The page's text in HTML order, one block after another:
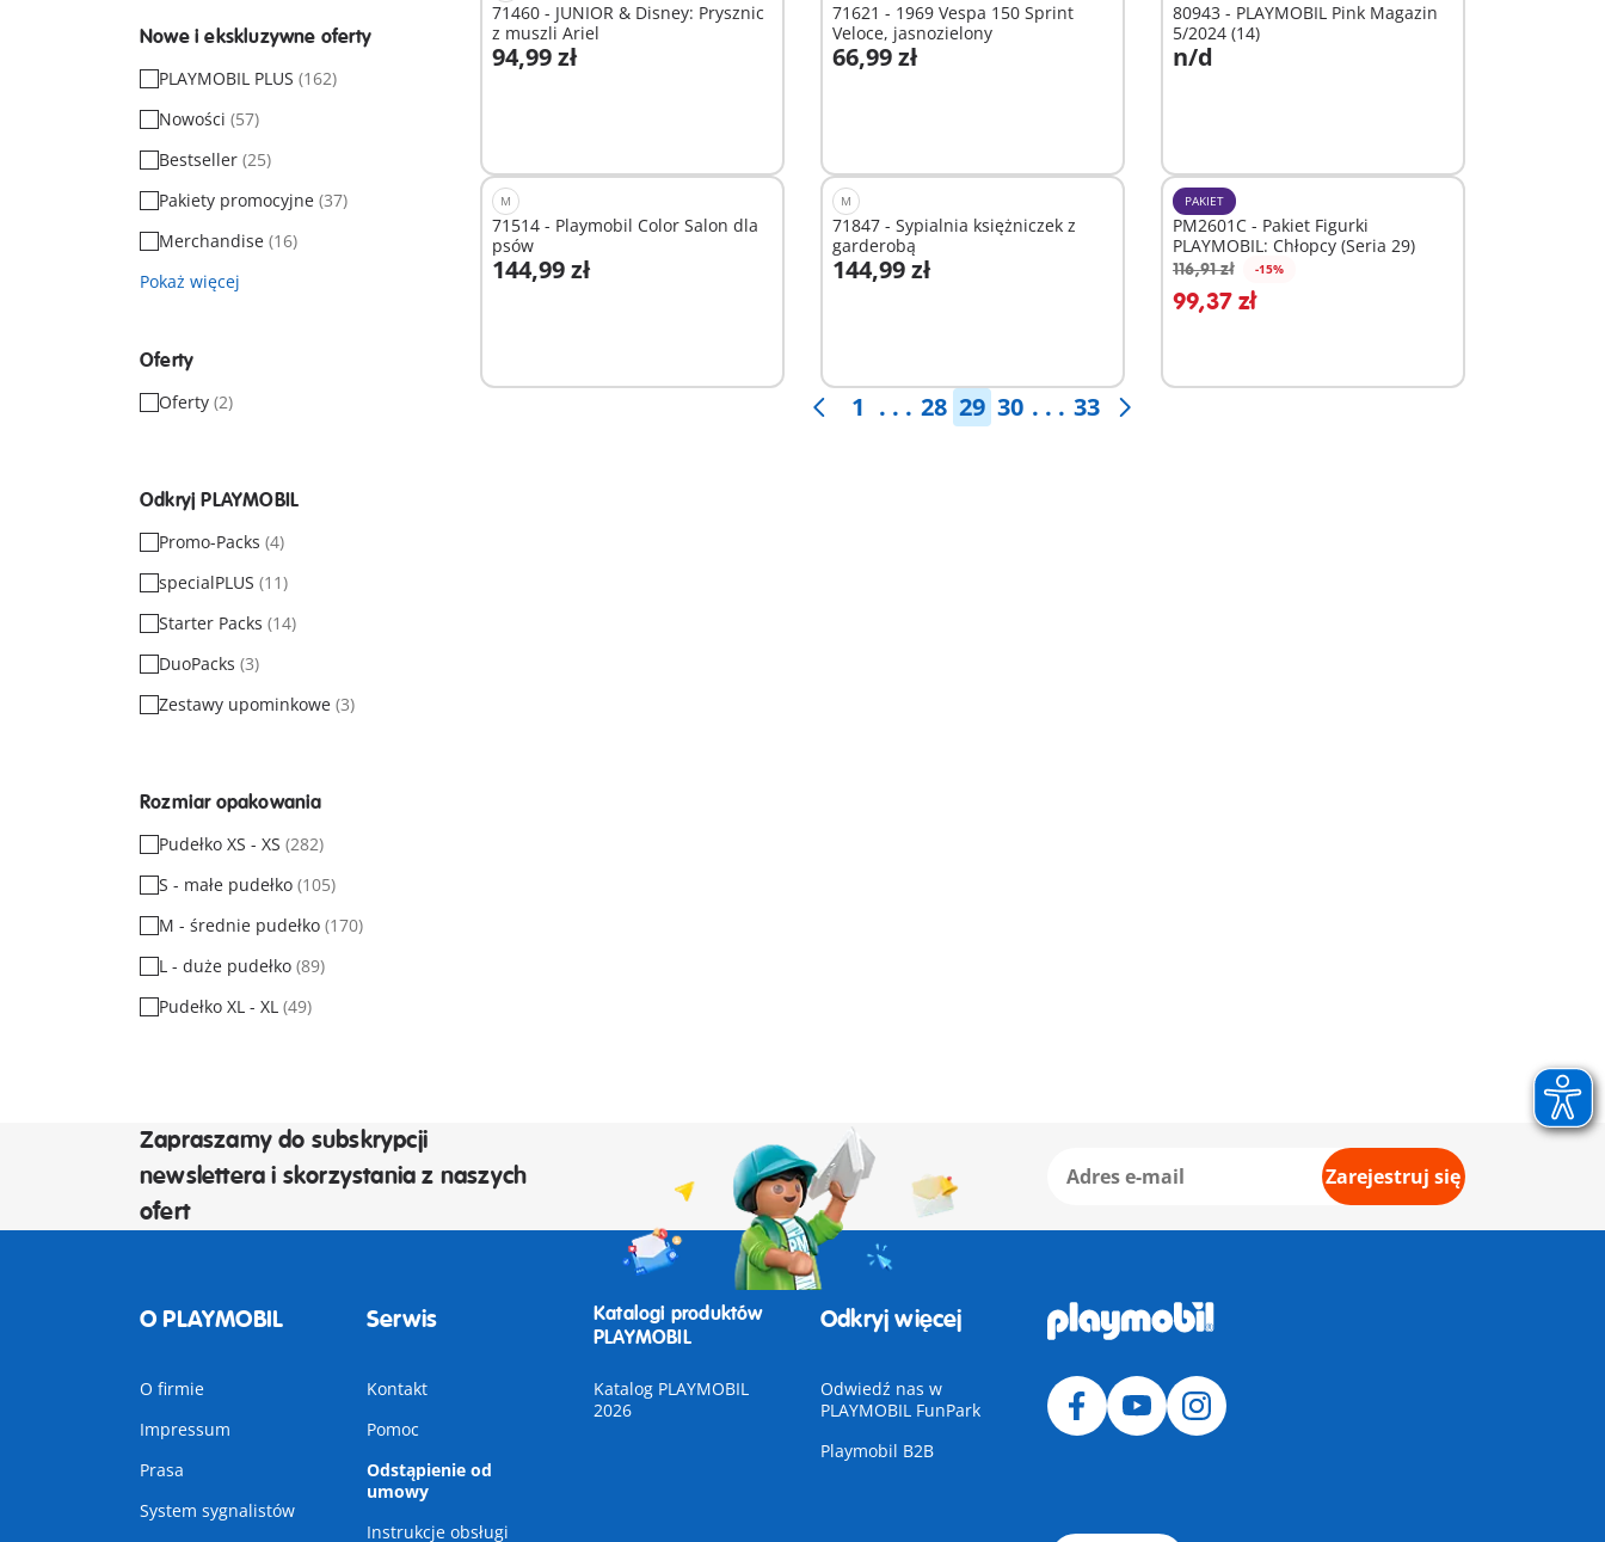
Nowe i ekskluzywne oferty
PLAYMOBIL PLUS (162)
Nowości (57)
Bestseller (25)
Pakiety promocyjne (37)
Merchandise (16)
Pokaż więcej
Oferty
Oferty (2)
Odkryj PLAYMOBIL
Promo-Packs (4)
specialPLUS (11)
Starter Packs (14)
DuoPacks (3)
Zestawy upominkowe (3)
Rozmiar opakowania
Pudełko XS - XS (282)
S - małe pudełko (105)
M - średnie pudełko (170)
L - duże pudełko (89)
Pudełko XL - XL (49)
71460 - JUNIOR & Disney: Prysznic
z muszli Ariel
94,99 zł
Dodaj do koszyka
71621 - 1969 Vespa 150 Sprint
Veloce, jasnozielony
66,99 zł
Dodaj do koszyka
80943 - PLAYMOBIL Pink Magazin
5/2024 (14)
n/d
M
71514 - Playmobil Color Salon dla
psów
144,99 zł
Dodaj do koszyka
M
71847 - Sypialnia księżniczek z
garderobą
144,99 zł
Dodaj do koszyka
PAKIET
PM2601C - Pakiet Figurki
PLAYMOBIL: Chłopcy (Seria 29)
116,91 zł -15%
99,37 zł
Dodaj do koszyka
1 . . . 28 29 30 . . . 33
Zapraszamy do subskrypcji
newslettera i skorzystania z naszych
ofert
Zarejestruj się
O PLAYMOBIL
O firmie
Impressum
Prasa
System sygnalistów
Serwis
Kontakt
Pomoc
Odstąpienie od
umowy
Instrukcje obsługi
Katalogi produktów
PLAYMOBIL
Katalog PLAYMOBIL
2026
Odkryj więcej
Odwiedź nas w
PLAYMOBIL FunPark
Playmobil B2B